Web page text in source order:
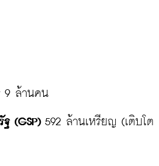
(GSP) 592 ล้านเหรียญ (เติบโต